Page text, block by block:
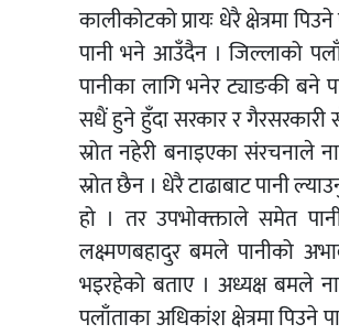
कालीकोटको प्रायः धेरै क्षेत्रमा
पानी भने आउँदैन । जिल्लाको
पानीका लागि भनेर ट्याङकी बने
सधैं हुने हुँदा सरकार र गैरसरकारी
स्रोत नहेरी बनाइएका संरचनाले
स्रोत छैन । धेरै टाढाबाट पानी
हो । तर उपभोक्क्ताले समेत
लक्ष्मणबहादुर बमले पानीको
भइरहेको बताए । अध्यक्ष बमले
पलाँताका अधिकांश क्षेत्रमा